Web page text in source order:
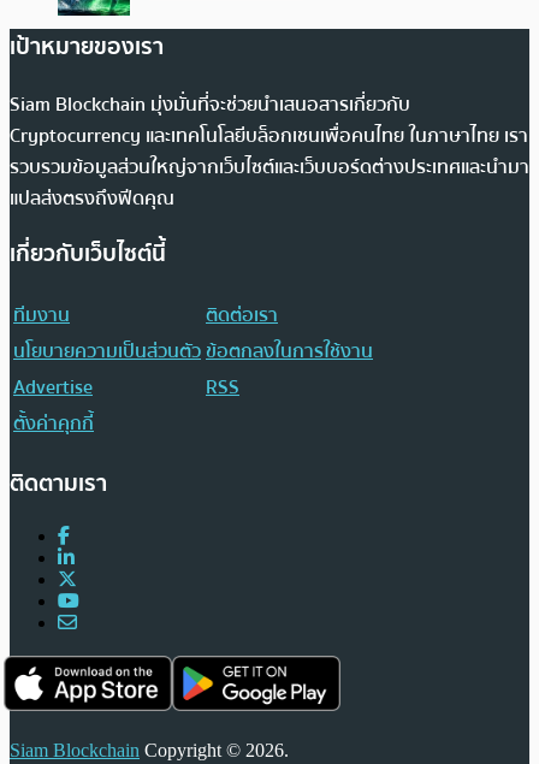
เป้าหมายของเรา
Siam Blockchain มุ่งมั่นที่จะช่วยนำเสนอสารเกี่ยวกับ
Cryptocurrency และเทคโนโลยีบล็อกเชนเพื่อคนไทย ในภาษาไทย เรา
รวบรวมข้อมูลส่วนใหญ่จากเว็บไซต์และเว็บบอร์ดต่างประเทศและนำมา
แปลส่งตรงถึงฟีดคุณ
เกี่ยวกับเว็บไซต์นี้
ทีมงาน
ติดต่อเรา
นโยบายความเป็นส่วนตัวข้อตกลงในการใช้งาน
Advertise
RSS
ตั้งค่าคุกกี้
ติดตามเรา
Siam Blockchain Copyright © 2026.